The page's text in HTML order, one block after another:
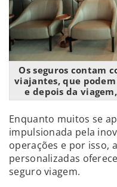
Os seguros contam
viajantes, que
e depois da
Enquanto muitos se
impulsionada pela
operações e por isso,
personalizadas
seguro viagem.